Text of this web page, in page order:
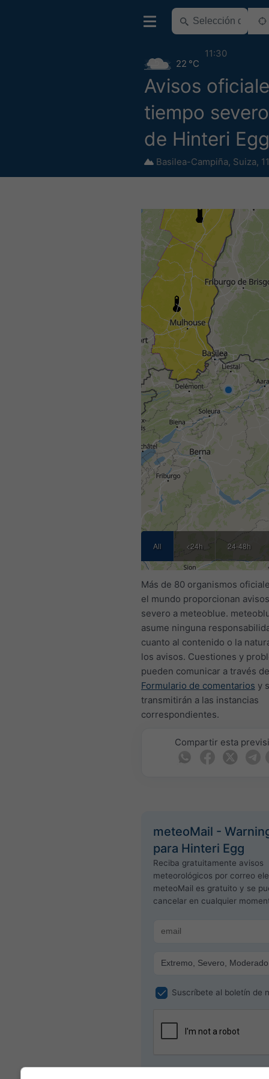
Avisos
tiempo
de Hinteri Egg
Basilea-Campiña, Suiza,
22 °C
11:30
All <24h 24-48h
Más de 80 organismos
el mundo proporcionan
severo a meteoblue.
asume ninguna
cuanto al contenido o la
los avisos. Cuestiones y
pueden comunicar a través
Formulario de comentarios y
transmitirán a las instancias
correspondientes.
Compartir esta
meteoMail -
para Hinteri Egg
Reciba gratuitamente avisos
meteorológicos por correo
meteoMail es gratuito y se
cancelar en cualquier
Suscríbete al boletín de